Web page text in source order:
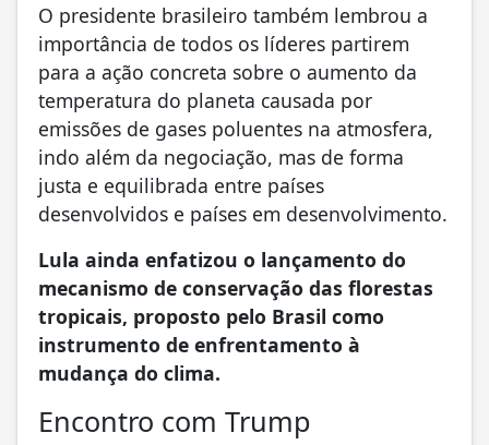
O presidente brasileiro também lembrou a
importância de todos os líderes partirem
para a ação concreta sobre o aumento da
temperatura do planeta causada por
emissões de gases poluentes na atmosfera,
indo além da negociação, mas de forma
justa e equilibrada entre países
desenvolvidos e países em desenvolvimento.
Lula ainda enfatizou o lançamento do
mecanismo de conservação das florestas
tropicais, proposto pelo Brasil como
instrumento de enfrentamento à
mudança do clima.
Encontro com Trump